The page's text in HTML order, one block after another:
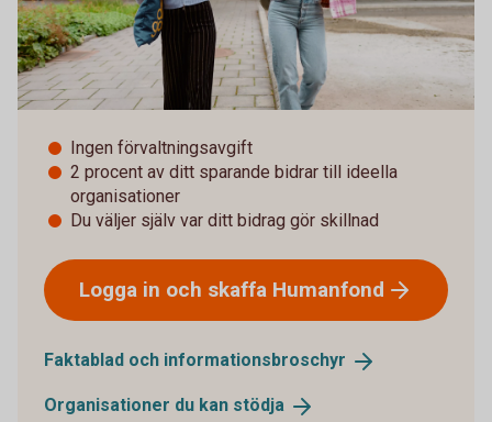
Ingen förvaltningsavgift
2 procent av ditt sparande bidrar till ideella
organisationer
Du väljer själv var ditt bidrag gör skillnad
Logga in och skaffa Humanfond
Faktablad och informationsbroschyr
Organisationer du kan stödja